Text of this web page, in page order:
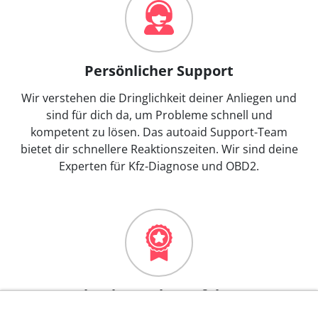
Persönlicher Support
Wir verstehen die Dringlichkeit deiner Anliegen und
sind für dich da, um Probleme schnell und
kompetent zu lösen. Das autoaid Support-Team
bietet dir schnellere Reaktionszeiten. Wir sind deine
Experten für Kfz-Diagnose und OBD2.
Mehr als 10 Jahre Erfahrung